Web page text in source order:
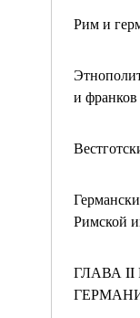
Рим и
и
Римской
ГЛАВА